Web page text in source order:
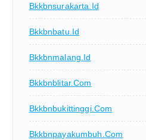
Bkkbnsurakarta.id
Bkkbnbatu.id
Bkkbnmalang.id
Bkkbnblitar.com
Bkkbnbukittinggi.com
Bkkbnpayakumbuh.com